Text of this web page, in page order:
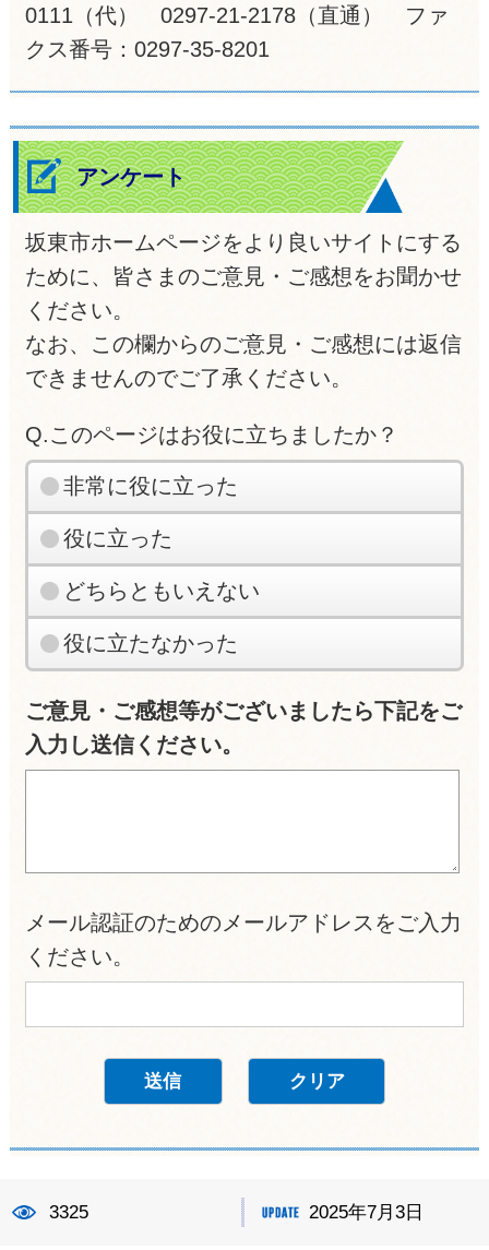
0111（代） 0297-21-2178（直通） ファ
クス番号：0297-35-8201
アンケート
坂東市ホームページをより良いサイトにする
ために、皆さまのご意見・ご感想をお聞かせ
ください。
なお、この欄からのご意見・ご感想には返信
できませんのでご了承ください。
Q.このページはお役に立ちましたか？
非常に役に立った
役に立った
どちらともいえない
役に立たなかった
ご意見・ご感想等がございましたら下記をご
入力し送信ください。
メール認証のためのメールアドレスをご入力
ください。
3325 2025年7月3日